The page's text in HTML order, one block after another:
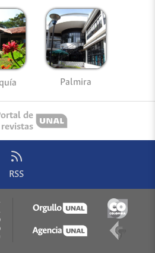
Palmira
de
revistas
RSS